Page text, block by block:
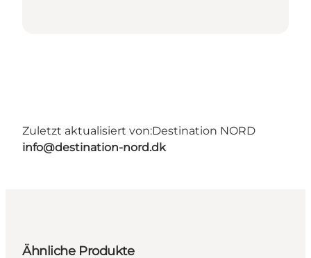
Zuletzt aktualisiert von:Destination NORD
info@destination-nord.dk
Ähnliche Produkte